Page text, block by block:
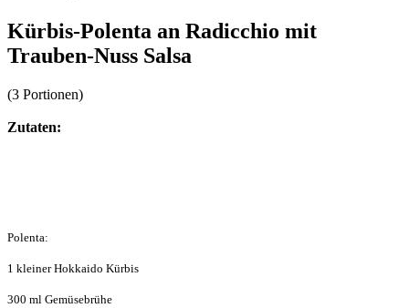
Kürbis-Polenta an Radicchio mit
Trauben-Nuss Salsa
(3 Portionen)
Zutaten:
Polenta:
1 kleiner Hokkaido Kürbis
300 ml Gemüsebrühe